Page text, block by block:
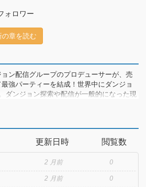
ォロワー
の章を読む
ン配信グループのプロデューサーが、売
強パーティーを結成！世界中にダンジョ
ダンジョン探索や配信が一般的になった現
気を誇っていた配信グループ「D-Live
に達成感を感じていた。しかし団長・暁
ンジョン配信をしていた悟の前に、かつ
女・坂下春奈が現れる。この出会いが悟
を大きく変えることになる――!!サトルが落
出し、最強の配信集団に成長させる“どん底
ジョン配信ストーリーが今始まる!!
更新日時 閲覧数
2 月前 0
2 月前 0